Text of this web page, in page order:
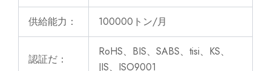
供給能力： 100000トン/月
認証だ：
RoHS、BIS、SABS、tisi、KS、
JIS、ISO9001